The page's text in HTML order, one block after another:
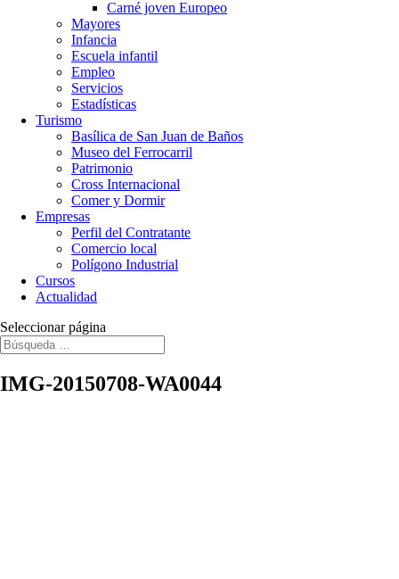
Carné joven Europeo
Mayores
Infancia
Escuela infantil
Empleo
Servicios
Estadísticas
Turismo
Basílica de San Juan de Baños
Museo del Ferrocarril
Patrimonio
Cross Internacional
Comer y Dormir
Empresas
Perfil del Contratante
Comercio local
Polígono Industrial
Cursos
Actualidad
Seleccionar página
IMG-20150708-WA0044